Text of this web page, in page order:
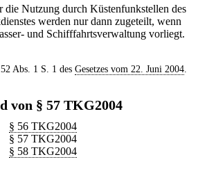
die Nutzung durch Küstenfunkstellen des
werden nur dann zugeteilt, wenn
und Schifffahrtsverwaltung vorliegt.
Abs. 1 S. 1 des Gesetzes vom 22. Juni 2004.
von § 57 TKG2004
§ 56 TKG2004
§ 57 TKG2004
§ 58 TKG2004